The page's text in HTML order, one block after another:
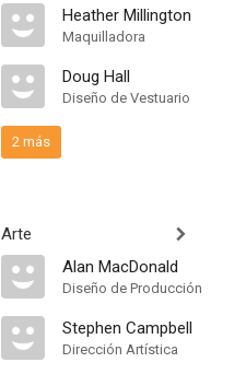
Heather Millington
Maquilladora
Doug Hall
Diseño de Vestuario
2 más
Arte
Alan MacDonald
Diseño de Producción
Stephen Campbell
Dirección Artística